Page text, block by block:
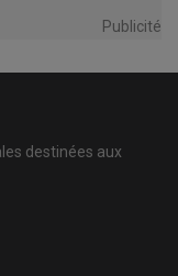
Publicité
destinées aux